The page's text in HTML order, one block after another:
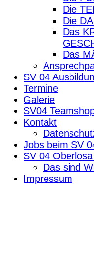
Die
Die
Das
Das
SV 04
Termine
Galerie
SV04
Kontakt
Jobs beim SV
SV 04
Das sind
Impressum